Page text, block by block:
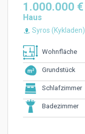
1.000.000 €
Haus
Syros (Kykladen)
Wohnfläche
Grundstück
Schlafzimmer
Badezimmer